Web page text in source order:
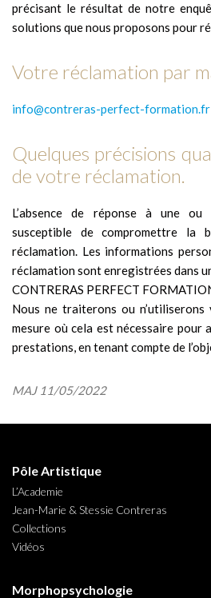
précisant le résultat de notre
solutions que nous proposons pour
Votre réclamation par
info@contreras-perfect-formation.fr
Quelques précisions
de votre réclamation.
L’absence de réponse à une
susceptible de compromettre la
réclamation. Les informations
réclamation sont enregistrées dans
CONTRERAS PERFECT
Nous ne traiterons ou n’utiliserons
mesure où cela est nécessaire pour
prestations, en tenant compte de
MAJ 11/05/2022
Pôle Artistique
L’Academie
Jean-Marie & Stessie Contreras
Collections
Vidéos
Morphopsychologie